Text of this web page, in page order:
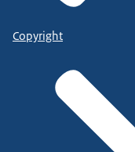
Copyright